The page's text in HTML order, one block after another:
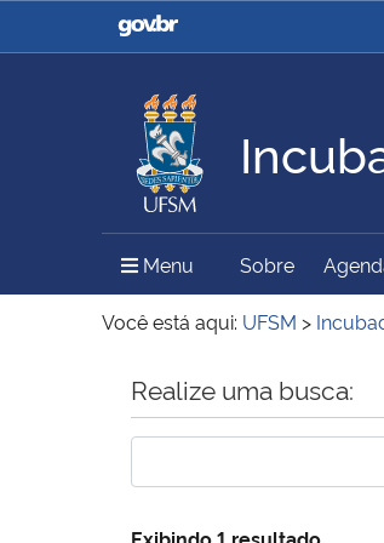
Casa Civil
Ministério da Agricultura,
Pecuária e Abastecimento
Ministério do Meio Ambiente
Menu Menu Principal do
Sobre
Você está aqui: UFSM >
Início do conteúdo
Realize uma busca:
Exibindo 1 resultado